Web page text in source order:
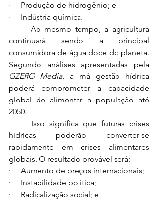
·     Produção de hidrogênio; e
·     Indústria química.
continuará sendo a principal
consumidora de água doce do planeta.
GZERO Media, a má gestão hídrica
poderá comprometer a capacidade
global de alimentar a população até
2050.
hídricas poderão converter-se
rapidamente em crises alimentares
globais. O resultado provável será:
·     Aumento de preços internacionais;
·     Instabilidade política;
·     Radicalização social; e